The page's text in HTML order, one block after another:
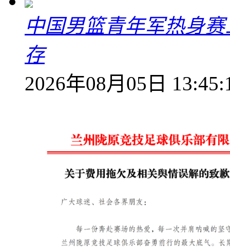
中国男篮青年军热身
存
2026年08月05日